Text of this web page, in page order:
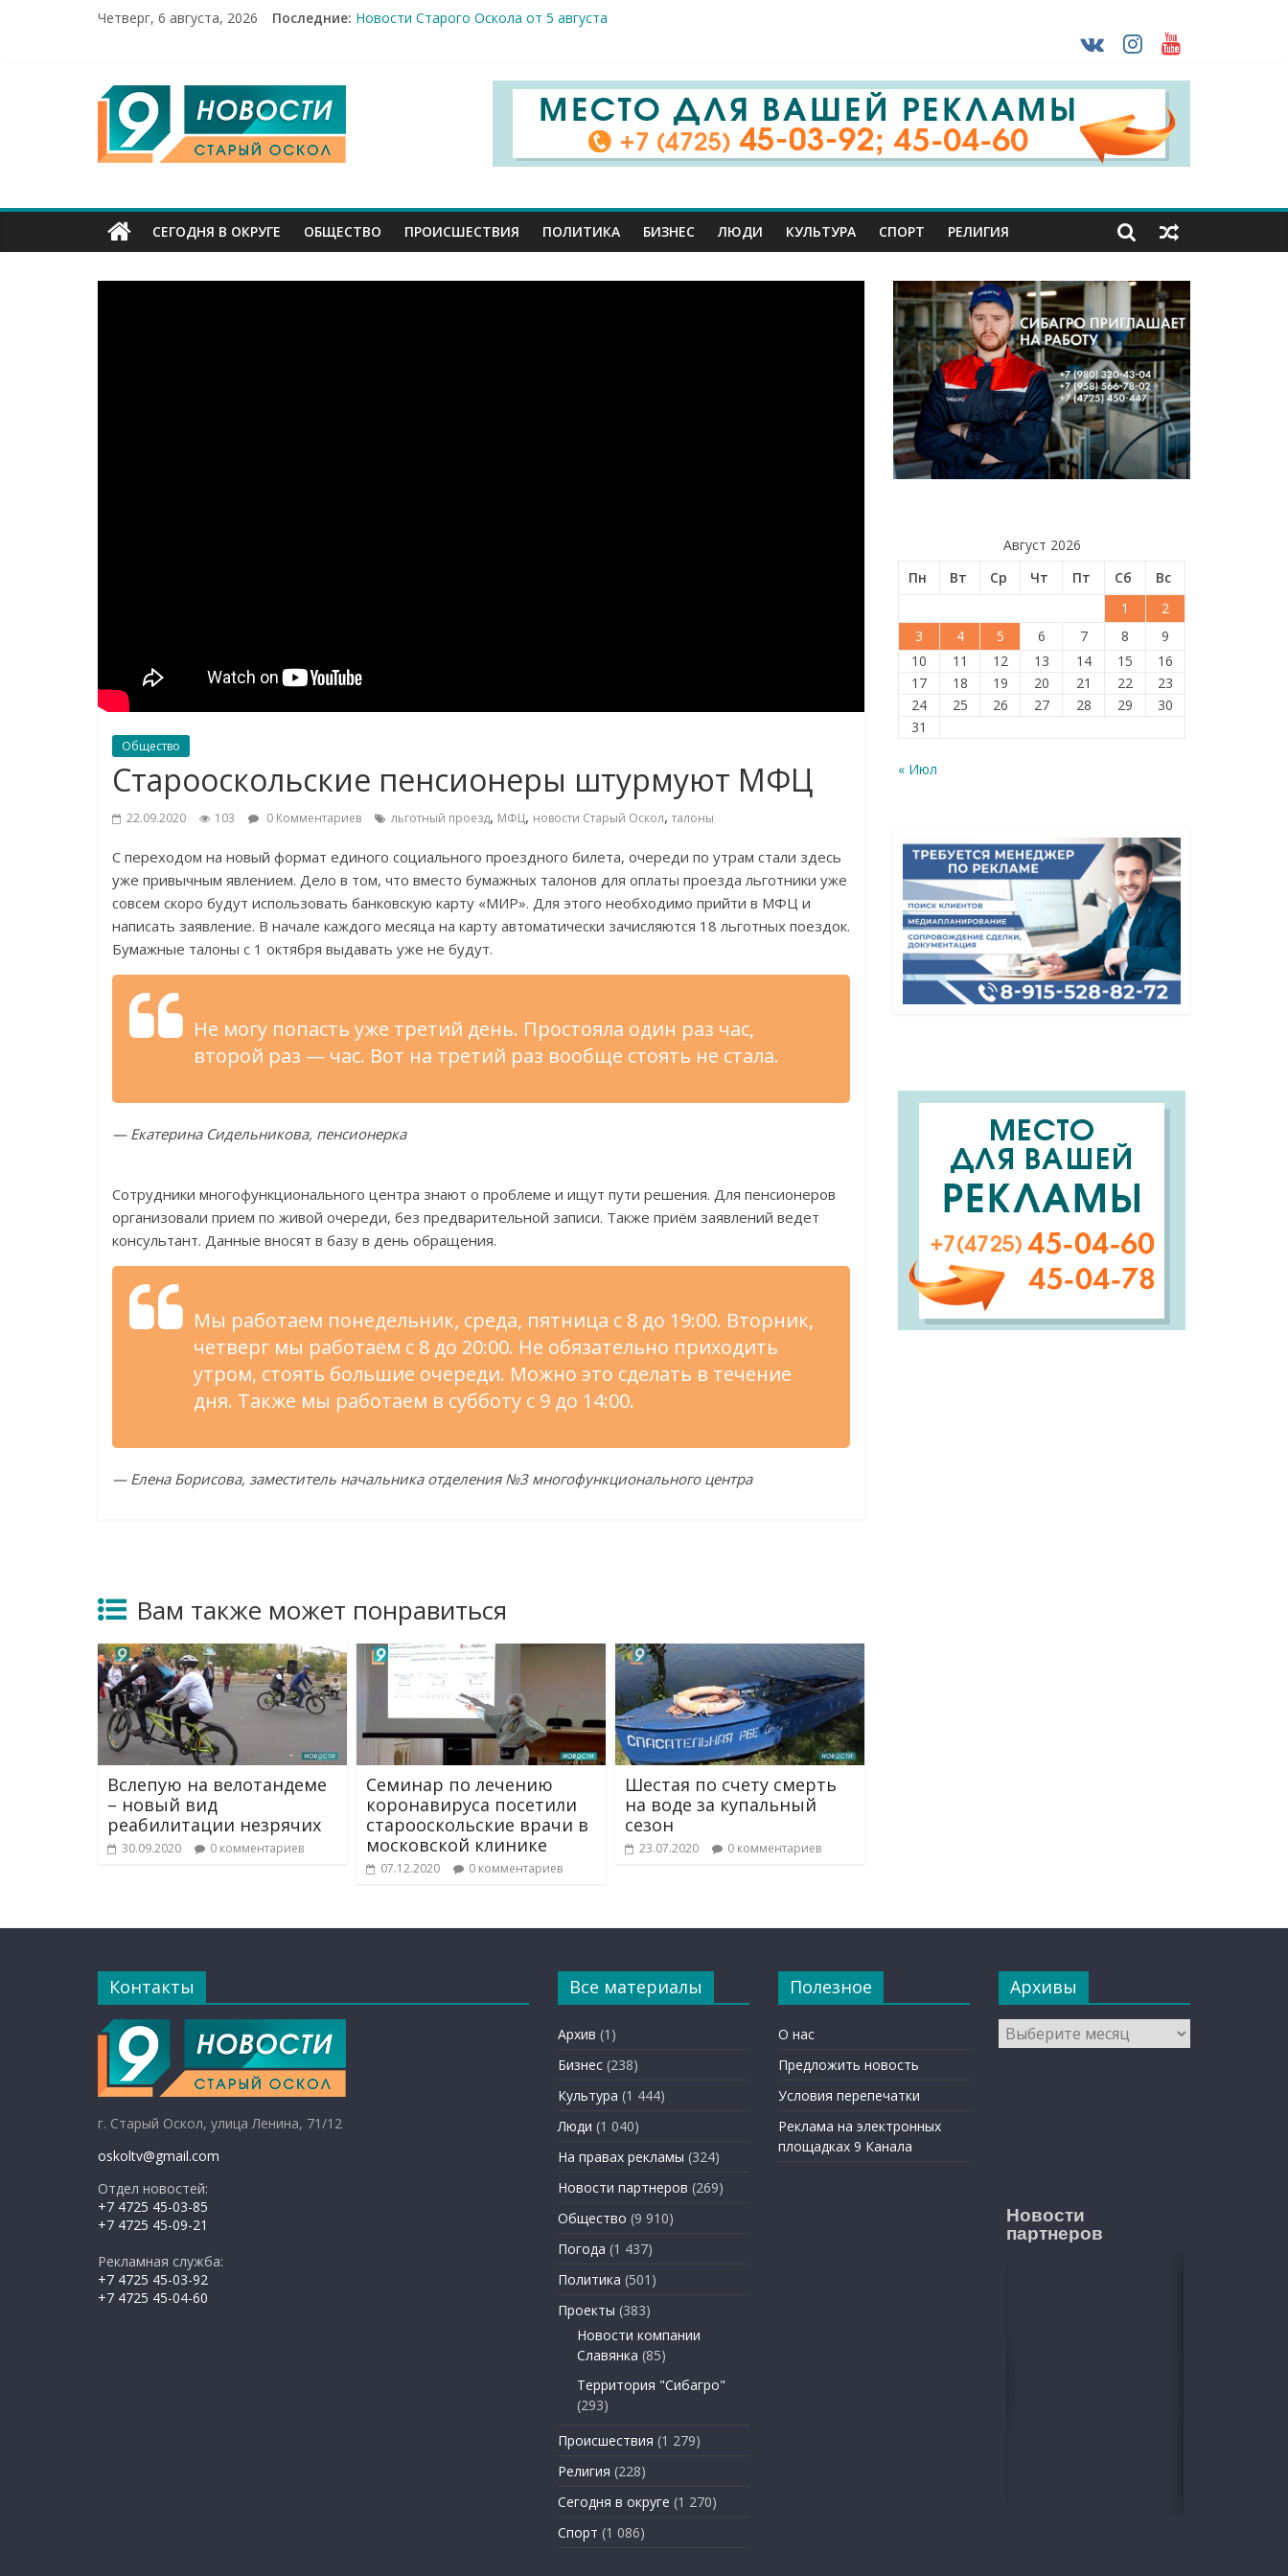
Четверг, 6 августа, 2026 Последние: Новости Старого Оскола от 5 августа
Александр Шуваев доложил Владимиру Путину о текущей работе
От учебников к реальным пациентам: студенты-медики из разных вузов страны проходят практику в Старом Осколе
9
Канал
Старый
Оскол
СЕГОДНЯ В ОКРУГЕ ОБЩЕСТВО ПРОИСШЕСТВИЯ ПОЛИТИКА БИЗНЕС ЛЮДИ КУЛЬТУРА СПОРТ РЕЛИГИЯ
Общество
Старооскольские пенсионеры штурмуют МФЦ
22.09.2020 103 0 Комментариев льготный проезд, МФЦ, новости Старый Оскол, талоны
С переходом на новый формат единого социального проездного билета, очереди по утрам стали здесь
уже привычным явлением. Дело в том, что вместо бумажных талонов для оплаты проезда льготники уже
совсем скоро будут использовать банковскую карту «МИР». Для этого необходимо прийти в МФЦ и
написать заявление. В начале каждого месяца на карту автоматически зачисляются 18 льготных поездок.
Бумажные талоны с 1 октября выдавать уже не будут.
Не могу попасть уже третий день. Простояла один раз час,
второй раз — час. Вот на третий раз вообще стоять не стала.
— Екатерина Сидельникова, пенсионерка
Сотрудники многофункционального центра знают о проблеме и ищут пути решения. Для пенсионеров
организовали прием по живой очереди, без предварительной записи. Также приём заявлений ведет
консультант. Данные вносят в базу в день обращения.
Мы работаем понедельник, среда, пятница с 8 до 19:00. Вторник,
четверг мы работаем с 8 до 20:00. Не обязательно приходить
утром, стоять большие очереди. Можно это сделать в течение
дня. Также мы работаем в субботу с 9 до 14:00.
— Елена Борисова, заместитель начальника отделения №3 многофункционального центра
Вам также может понравиться
Вслепую на велотандеме
– новый вид
реабилитации незрячих
30.09.2020 0 комментариев
Семинар по лечению
коронавируса посетили
старооскольские врачи в
московской клинике
07.12.2020 0 комментариев
Шестая по счету смерть
на воде за купальный
сезон
23.07.2020 0 комментариев
Август 2026
Пн
Вт Ср Чт Пт Сб
Вс
1
2
3
4 5 6 7 8
9
10
11 12 13 14 15
16
17
18 19 20 21 22
23
24
25 26 27 28 29
30
31
« Июл
Контакты
г. Старый Оскол, улица Ленина, 71/12
oskoltv@gmail.com
Отдел новостей:
+7 4725 45-03-85
+7 4725 45-09-21
Рекламная служба:
+7 4725 45-03-92
+7 4725 45-04-60
Все материалы
Архив (1)
Бизнес (238)
Культура (1 444)
Люди (1 040)
На правах рекламы (324)
Новости партнеров (269)
Общество (9 910)
Погода (1 437)
Политика (501)
Проекты (383)
Новости компании
Славянка (85)
Территория "Сибагро"
(293)
Происшествия (1 279)
Религия (228)
Сегодня в округе (1 270)
Спорт (1 086)
Полезное
О нас
Предложить новость
Условия перепечатки
Реклама на электронных
площадках 9 Канала
Архивы
Архивы
Новости
партнеров